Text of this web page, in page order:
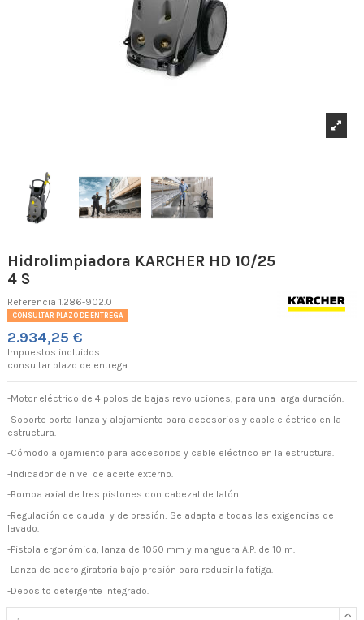
Hidrolimpiadora KARCHER HD 10/25
4 S
Referencia 1.286-902.0
CONSULTAR PLAZO DE ENTREGA
2.934,25 €
Impuestos incluidos
consultar plazo de entrega
-Motor eléctrico de 4 polos de bajas revoluciones, para una larga duración.
-Soporte porta-lanza y alojamiento para accesorios y cable eléctrico en la
estructura.
-Cómodo alojamiento para accesorios y cable eléctrico en la estructura.
-Indicador de nivel de aceite externo.
-Bomba axial de tres pistones con cabezal de latón.
-Regulación de caudal y de presión: Se adapta a todas las exigencias de
lavado.
-Pistola ergonómica, lanza de 1050 mm y manguera A.P. de 10 m.
-Lanza de acero giratoria bajo presión para reducir la fatiga.
-Deposito detergente integrado.